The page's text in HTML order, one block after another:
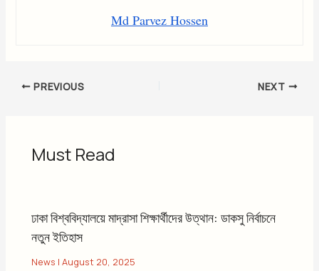
Md Parvez Hossen
PREVIOUS NEXT
Must Read
ঢাকা বিশ্ববিদ্যালয়ে মাদ্রাসা শিক্ষার্থীদের উত্থান: ডাকসু নির্বাচনে
নতুন ইতিহাস
News |August 20, 2025